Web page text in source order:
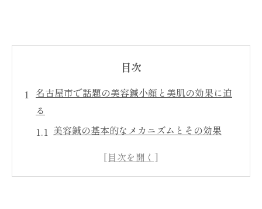
目次
名古屋市で話題の美容鍼小顔と美肌の効果に迫
る
美容鍼の基本的なメカニズムとその効果
小顔効果を得るための具体的な施術例